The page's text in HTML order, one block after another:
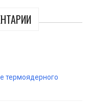
термоядерного